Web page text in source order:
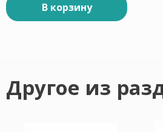
В корзину
Другое из